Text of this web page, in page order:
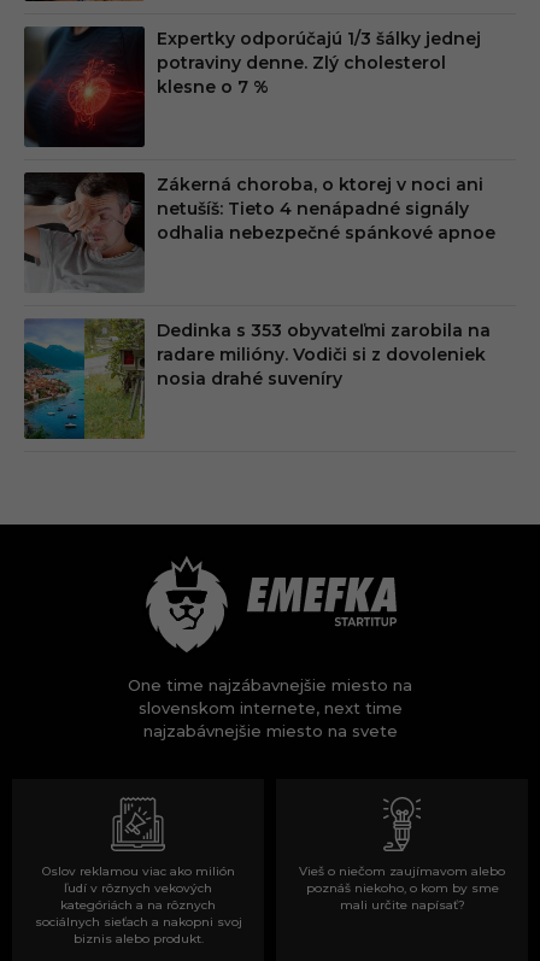
Expertky odporúčajú 1/3 šálky jednej
potraviny denne. Zlý cholesterol
klesne o 7 %
Zákerná choroba, o ktorej v noci ani
netušíš: Tieto 4 nenápadné signály
odhalia nebezpečné spánkové apnoe
Dedinka s 353 obyvateľmi zarobila na
radare milióny. Vodiči si z dovoleniek
nosia drahé suveníry
One time najzábavnejšie miesto na
slovenskom internete, next time
najzabávnejšie miesto na svete
Oslov reklamou viac ako milión
ľudí v rôznych vekových
kategóriách a na rôznych
sociálnych sieťach a nakopni svoj
biznis alebo produkt.
Vieš o niečom zaujímavom alebo
poznáš niekoho, o kom by sme
mali určite napísať?